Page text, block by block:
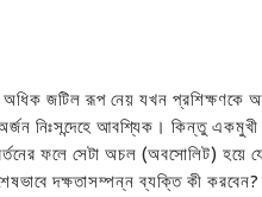
জটিল রূপ নেয় যখন
নিঃসন্দেহে আবশ্যিক। কিন্তু একমুখী
ফলে সেটা অচল (অবসোলিট) হয়ে
দক্ষতাসম্পন্ন ব্যক্তি কী করবেন?